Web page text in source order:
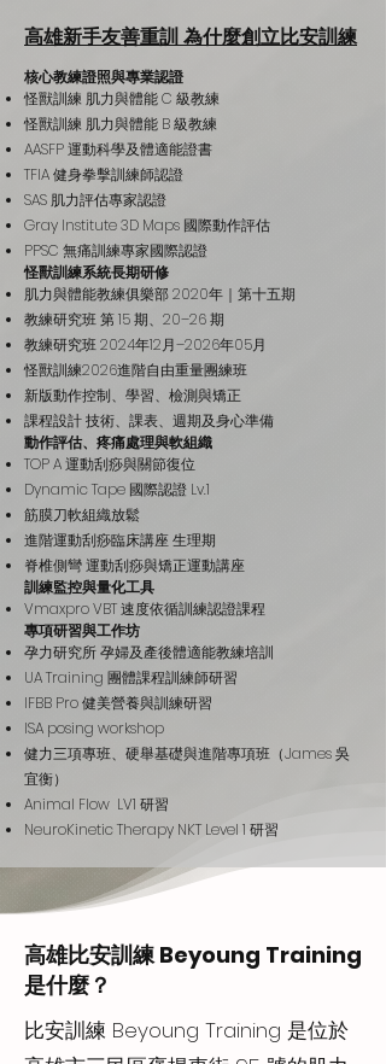
小班制或一對一裡，用適合自己的版本穩
定進步，而不是被迫跟別人比。
今天我仍然是一名肌力與體能教練，但我
更在意的不是你今天練得多累，而是你下
週會不會更有把握、生活會不會更順。
在教學上，我們以動作品質與安全可控為優
先。我們不追求一次燃燒式的刺激，而是建
立一套可長期規律的訓練節奏。
教學不能只依靠感覺，更需要長期的學習與
實務累積。我們持續進修與參與專業培訓，
讓課程設計與動作引導更有方法，也能在不
同狀況下做出合適的調整。
對台灣來說，這件事的意義不只在個人。在
超高齡化的社會裡，身體能力像生活的基礎
建設，當人更有肌力，就更能照顧自己，也
更有餘裕照顧家人。
我們希望比安訓練在高雄成為一個特別的地
方。新手願意開始，長輩也覺得友善，想重
新建立運動習慣的人也能安心投入，讓訓練
變成人生裡可以依靠的節奏。
高雄新手友善重訓 為什麼創立比安訓練
核心教練證照與專業認證
怪獸訓練 肌力與體能 C 級教練
怪獸訓練 肌力與體能 B 級教練
AASFP 運動科學及體適能證書
TFIA 健身拳擊訓練師認證
SAS 肌力評估專家認證
Gray Institute 3D Maps 國際動作評估
PPSC 無痛訓練專家國際認證
怪獸訓練系統長期研修
肌力與體能教練俱樂部 2020年｜第十五期
教練研究班 第 15 期、20–26 期
教練研究班 2024年12月–2026年05月
怪獸訓練2026進階自由重量團練班
新版動作控制、學習、檢測與矯正
課程設計 技術、課表、週期及身心準備
動作評估、疼痛處理與軟組織
TOP A 運動刮痧與關節復位
Dynamic Tape 國際認證 Lv.1
筋膜刀軟組織放鬆
進階運動刮痧臨床講座 生理期
脊椎側彎 運動刮痧與矯正運動講座
訓練監控與量化工具
Vmaxpro VBT 速度依循訓練認證課程
專項研習與工作坊
孕力研究所 孕婦及產後體適能教練培訓
UA Training 團體課程訓練師研習
IFBB Pro 健美營養與訓練研習
ISA posing workshop
健力三項專班、硬舉基礎與進階專項班（James 吳
宜衡）
Animal Flow LV1 研習
NeuroKinetic Therapy NKT Level 1 研習
高雄比安訓練 Beyoung Training
是什麼？
比安訓練 Beyoung Training 是位於